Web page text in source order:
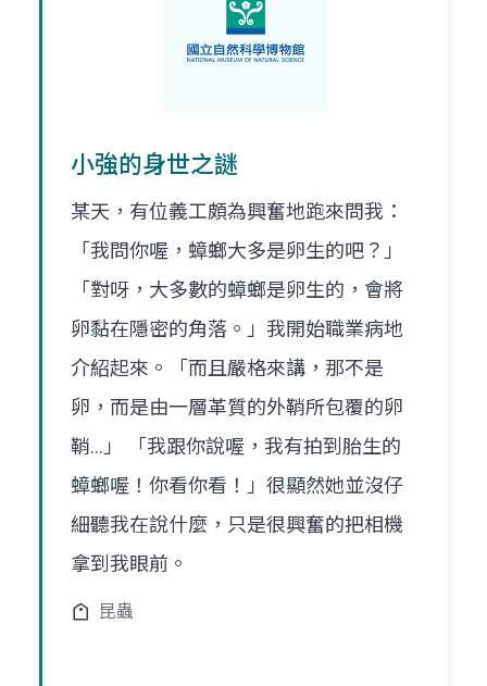
小強的身世之謎
某天，有位義工頗為興奮地跑來問我：
「我問你喔，蟑螂大多是卵生的吧？」
「對呀，大多數的蟑螂是卵生的，會將
卵黏在隱密的角落。」我開始職業病地
介紹起來。「而且嚴格來講，那不是
卵，而是由一層革質的外鞘所包覆的卵
鞘...」 「我跟你說喔，我有拍到胎生的
蟑螂喔！你看你看！」很顯然她並沒仔
細聽我在說什麼，只是很興奮的把相機
拿到我眼前。
昆蟲